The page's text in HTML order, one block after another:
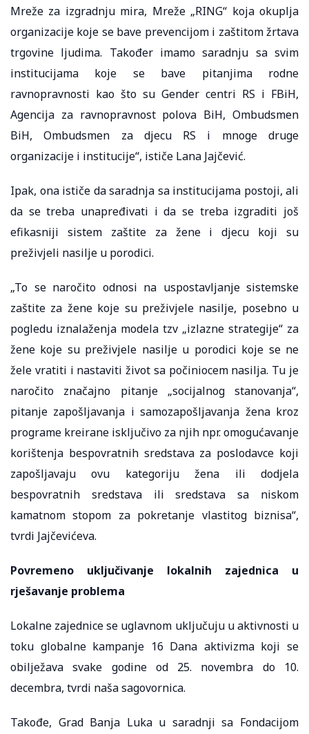
Mreže za izgradnju mira, Mreže „RING“ koja okuplja
organizacije koje se bave prevencijom i zaštitom žrtava
trgovine ljudima. Također imamo saradnju sa svim
institucijama koje se bave pitanjima rodne
ravnopravnosti kao što su Gender centri RS i FBiH,
Agencija za ravnopravnost polova BiH, Ombudsmen
BiH, Ombudsmen za djecu RS i mnoge druge
organizacije i institucije“, ističe Lana Jajčević.
Ipak, ona ističe da saradnja sa institucijama postoji, ali
da se treba unapređivati i da se treba izgraditi još
efikasniji sistem zaštite za žene i djecu koji su
preživjeli nasilje u porodici.
„To se naročito odnosi na uspostavljanje sistemske
zaštite za žene koje su preživjele nasilje, posebno u
pogledu iznalaženja modela tzv „izlazne strategije“ za
žene koje su preživjele nasilje u porodici koje se ne
žele vratiti i nastaviti život sa počiniocem nasilja. Tu je
naročito značajno pitanje „socijalnog stanovanja“,
pitanje zapošljavanja i samozapošljavanja žena kroz
programe kreirane isključivo za njih npr. omogućavanje
korištenja bespovratnih sredstava za poslodavce koji
zapošljavaju ovu kategoriju žena ili dodjela
bespovratnih sredstava ili sredstava sa niskom
kamatnom stopom za pokretanje vlastitog biznisa“,
tvrdi Jajčevićeva.
Povremeno uključivanje lokalnih zajednica u
rješavanje problema
Lokalne zajednice se uglavnom uključuju u aktivnosti u
toku globalne kampanje 16 Dana aktivizma koji se
obilježava svake godine od 25. novembra do 10.
decembra, tvrdi naša sagovornica.
Takođe, Grad Banja Luka u saradnji sa Fondacijom